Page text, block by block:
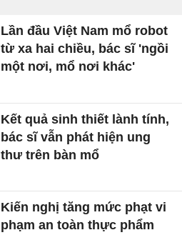
Lần đầu Việt Nam mổ robot
từ xa hai chiều, bác sĩ 'ngồi
một nơi, mổ nơi khác'
Kết quả sinh thiết lành tính,
bác sĩ vẫn phát hiện ung
thư trên bàn mổ
Kiến nghị tăng mức phạt vi
phạm an toàn thực phẩm